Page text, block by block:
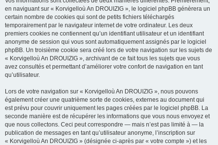
en naviguant sur « Korvigelloù An DROUIZIG », le logiciel phpBB génèrera un
certain nombre de cookies qui sont de petits fichiers téléchargés
temporairement par le navigateur internet de votre ordinateur. Les deux
premiers cookies ne contiennent qu’un identifiant utilisateur et un identifiant
anonyme de session qui vous sont automatiquement assignés par le logiciel
phpBB. Un troisième cookie sera créé lors de votre navigation sur les sujets de
« Korvigelloù An DROUIZIG », archivant de ce fait tous les sujets que vous
avez consultés et permettant d’améliorer votre confort de navigation en tant
qu’utilisateur.
Lors de votre navigation sur « Korvigelloù An DROUIZIG », nous pouvons
également créer une quatrième sorte de cookies, externes au document qui
est prévu pour couvrir uniquement les pages créées par le logiciel phpBB. La
seconde manière est de récupérer les informations que vous nous envoyez et
que nous collectons. Ceci peut correspondre — mais n’est pas limité à — la
publication de messages en tant qu’utilisateur anonyme, l’inscription sur
« Korvigelloù An DROUIZIG » (désignée ci-après par « votre compte ») et les